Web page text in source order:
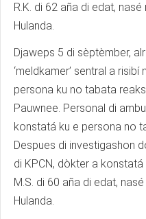
R.K. di 62 aña di edat,
Hulanda.
Djaweps 5 di sèptèmber,
‘meldkamer’ sentral a
persona ku no tabata
Pauwnee. Personal di
konstatá ku e persona no
Despues di investigashon
di KPCN, dòkter a
M.S. di 60 aña di edat,
Hulanda.